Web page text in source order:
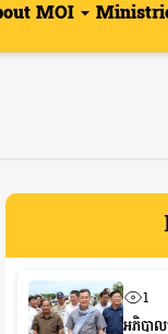
MOI
1
អភិបាល